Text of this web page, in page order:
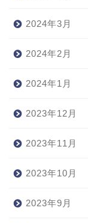
2024年3月
2024年2月
2024年1月
2023年12月
2023年11月
2023年10月
2023年9月